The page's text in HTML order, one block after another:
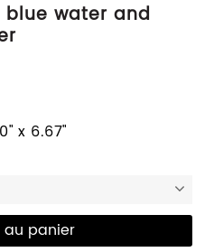
water and
x 6.67"